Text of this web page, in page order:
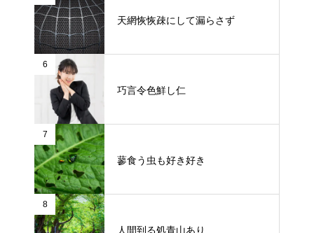
天網恢恢疎にして漏らさず
6
巧言令色鮮し仁
7
蓼食う虫も好き好き
8
人間到る処青山あり